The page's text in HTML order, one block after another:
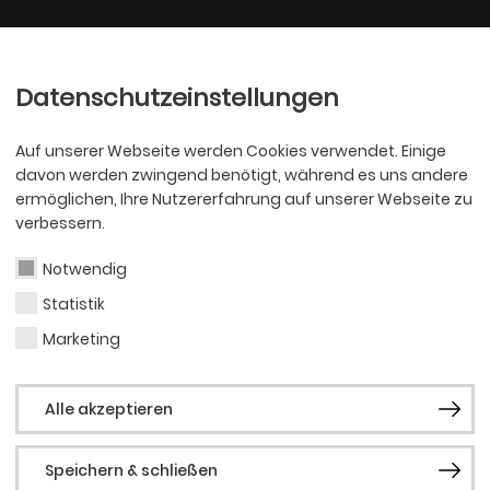
Datenschutzeinstellungen
Auf unserer Webseite werden Cookies verwendet. Einige
davon werden zwingend benötigt, während es uns andere
ermöglichen, Ihre Nutzererfahrung auf unserer Webseite zu
verbessern.
Notwendig
Statistik
Marketing
Alle akzeptieren
Speichern & schließen
erhält
das Projekt